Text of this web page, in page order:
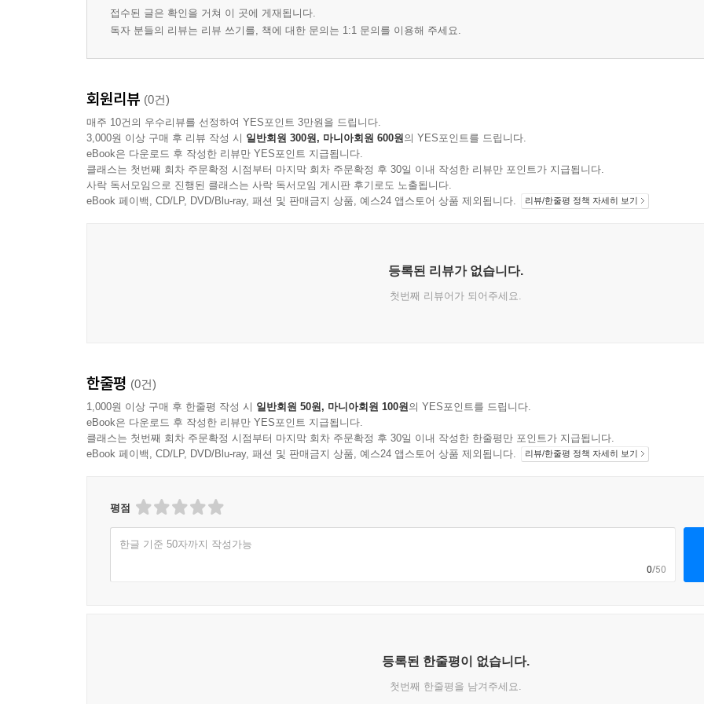
접수된 글은 확인을 거쳐 이 곳에 게재됩니다.
독자 분들의 리뷰는 리뷰 쓰기를, 책에 대한 문의는 1:1 문의를 이용해 주세요.
회원리뷰 (0건)
매주 10건의 우수리뷰를 선정하여 YES포인트 3만원을 드립니다.
3,000원 이상 구매 후 리뷰 작성 시 일반회원 300원, 마니아회원 600원의 YES포인트를 드립니다.
eBook은 다운로드 후 작성한 리뷰만 YES포인트 지급됩니다.
클래스는 첫번째 회차 주문확정 시점부터 마지막 회차 주문확정 후 30일 이내 작성한 리뷰만 포인트가 지급됩니다.
사락 독서모임으로 진행된 클래스는 사락 독서모임 게시판 후기로도 노출됩니다.
eBook 페이백, CD/LP, DVD/Blu-ray, 패션 및 판매금지 상품, 예스24 앱스토어 상품 제외됩니다.
리뷰/한줄평 정책 자세히 보기
등록된 리뷰가 없습니다.
첫번째 리뷰어가 되어주세요.
한줄평 (0건)
1,000원 이상 구매 후 한줄평 작성 시 일반회원 50원, 마니아회원 100원의 YES포인트를 드립니다.
eBook은 다운로드 후 작성한 리뷰만 YES포인트 지급됩니다.
클래스는 첫번째 회차 주문확정 시점부터 마지막 회차 주문확정 후 30일 이내 작성한 한줄평만 포인트가 지급됩니다.
eBook 페이백, CD/LP, DVD/Blu-ray, 패션 및 판매금지 상품, 예스24 앱스토어 상품 제외됩니다.
리뷰/한줄평 정책 자세히 보기
평점
한글 기준 50자까지 작성가능
0/50
등록된 한줄평이 없습니다.
첫번째 한줄평을 남겨주세요.